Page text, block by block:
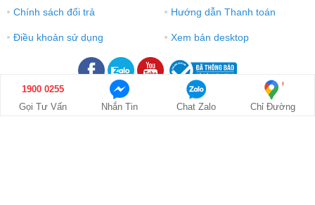
● Chính sách đổi trả ● Hướng dẫn Thanh toán
● Điều khoản sử dụng ● Xem bản desktop
1900 0255
Gọi Tư Vấn
Nhắn Tin Chat Zalo Chỉ Đường